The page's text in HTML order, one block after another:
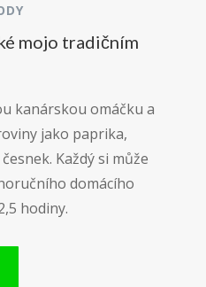
mojo tradičním
kanárskou omáčku a
jako paprika,
Každý si může
domácího
hodiny.